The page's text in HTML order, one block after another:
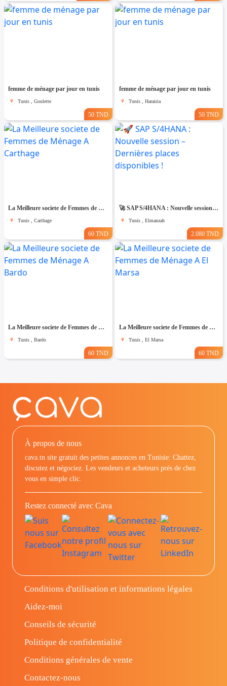
femme de ménage par jour en tunis
Tunis , Goulette
50 TND
femme de ménage par jour en tunis
Tunis , Harairia
50 TND
La Meilleure societe de Femmes de Ménage A Carthage
Tunis , Carthage
60 TND
🚀 SAP S/4HANA : Nouvelle session – Dernières places disponibles !
Tunis , Elmanzah
2.080 TND
La Meilleure societe de Femmes de Ménage A Bardo
Tunis , Bardo
60 TND
La Meilleure societe de Femmes de Ménage A El Marsa
Tunis , El Marsa
60 TND
À propos de nous
cava.tn site gratuit des petites annonces en Tunisie: Chattez,
discutez et négociez. Les vendeurs et acheteurs prés de chez
vous en simple clic.
Restez connecté avec Cava
Conditions d'utilisation et informations légales
Aidez-moi
Conseils de sécurité
Politique de confidentialité
Conditions générales de vente
Contactez-nous